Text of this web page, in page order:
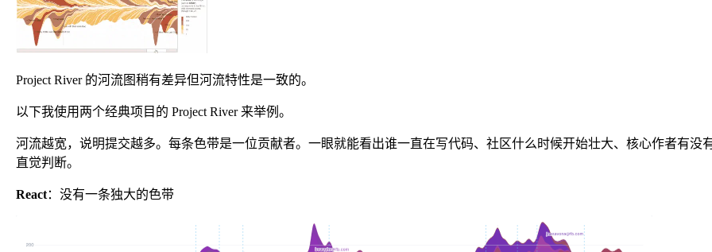
Project River 的河流图稍有差异但河流特性是一致的。
以下我使用两个经典项目的 Project River 来举例。
河流越宽，说明提交越多。每条色带是一位贡献者。一眼就能看出谁一直在写代码、社区什么时候开始壮大、核心作者有
直觉判断。
React：没有一条独大的色带